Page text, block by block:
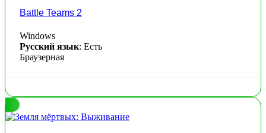
Battle Teams 2
Windows
Русский язык: Есть
Браузерная